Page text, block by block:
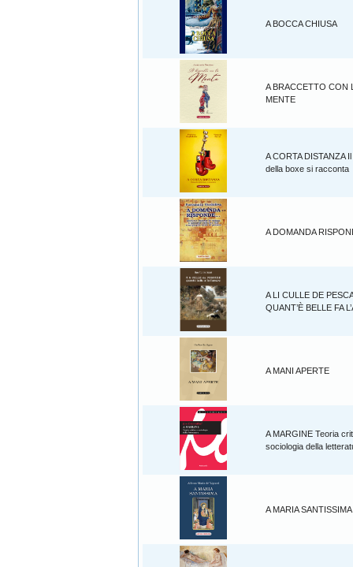
A BOCCA CHIUSA
A BRACCETTO CON
MENTE
A CORTA DISTANZA
della boxe si racconta
A DOMANDA
A LI CULLE DE
QUANT’È BELLE FA
A MANI APERTE
A MARGINE Teoria
sociologia della
A MARIA SANTISSIMA